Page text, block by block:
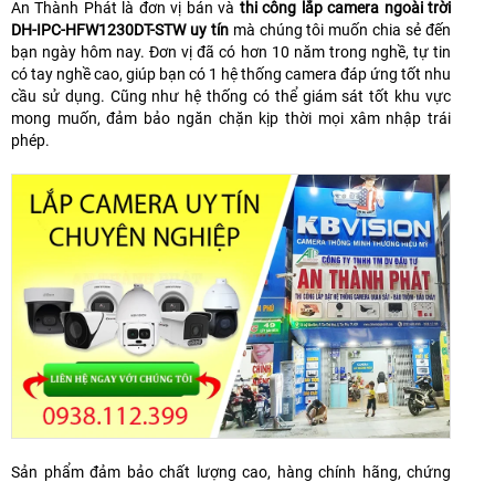
An Thành Phát là đơn vị bán và thi công lắp camera ngoài trời
DH-IPC-HFW1230DT-STW uy tínmà chúng tôi muốn chia sẻ đến
bạn ngày hôm nay. Đơn vị đã có hơn 10 năm trong nghề, tự tin
có tay nghề cao, giúp bạn có 1 hệ thống camera đáp ứng tốt nhu
cầu sử dụng. Cũng như hệ thống có thể giám sát tốt khu vực
mong muốn, đảm bảo ngăn chặn kịp thời mọi xâm nhập trái
phép.
Sản phẩm đảm bảo chất lượng cao, hàng chính hãng, chứng